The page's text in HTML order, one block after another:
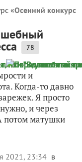
«Осенний конкурс
78
и
Когда-то давно
Я просто
и через
потом матушки
2021, 23:34 в